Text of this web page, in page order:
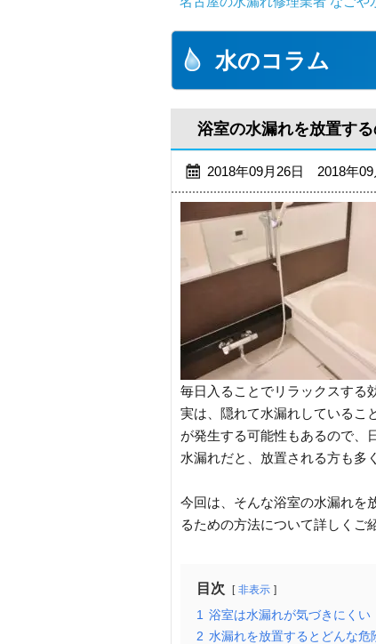
水のコラム
浴室の水漏れを放置する
2018年09月26日 2018年09
毎日入ることでリラックスする
実は、隠れて水漏れしているこ
が発生する可能性もあるので、
水漏れだと、放置される方も多
今回は、そんな浴室の水漏れを
るための方法について詳しくご
目次 非表示
1 浴室は水漏れが気づきにくい
2 水漏れを放置するとどんな危